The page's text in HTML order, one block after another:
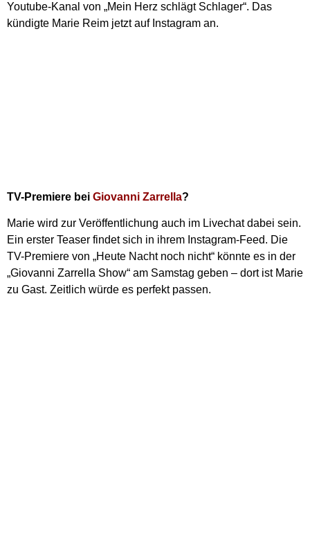
Youtube-Kanal von „Mein Herz schlägt Schlager“. Das
kündigte Marie Reim jetzt auf Instagram an.
TV-Premiere bei Giovanni Zarrella?
Marie wird zur Veröffentlichung auch im Livechat dabei sein.
Ein erster Teaser findet sich in ihrem Instagram-Feed. Die
TV-Premiere von „Heute Nacht noch nicht“ könnte es in der
„Giovanni Zarrella Show“ am Samstag geben – dort ist Marie
zu Gast. Zeitlich würde es perfekt passen.